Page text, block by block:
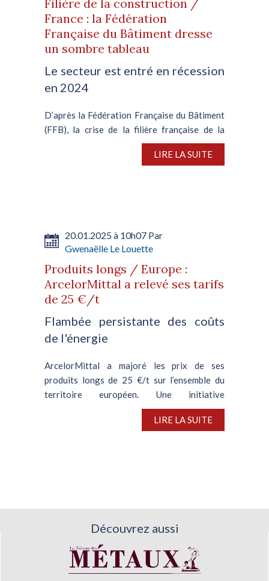
Filière de la construction /
France : la Fédération
Française du Bâtiment dresse
un sombre tableau
Le secteur est entré en récession
en 2024
D’après la Fédération Française du Bâtiment
(FFB), la crise de la filière française de la
construction s’est aggravée en 2024,
particulièrement dans le secteur résidentiel
LIRE LA SUITE
20.01.2025 à 10h07 Par
Gwenaëlle Le Louette
Produits longs / Europe :
ArcelorMittal a relevé ses tarifs
de 25 €/t
Flambée persistante des coûts
de l'énergie
ArcelorMittal a majoré les prix de ses
produits longs de 25 €/t sur l’ensemble du
territoire européen. Une initiative
attribuable à l’escalade des coûts de l’énergie,
lesquels rendent les tarifs des produits
LIRE LA SUITE
Découvrez aussi